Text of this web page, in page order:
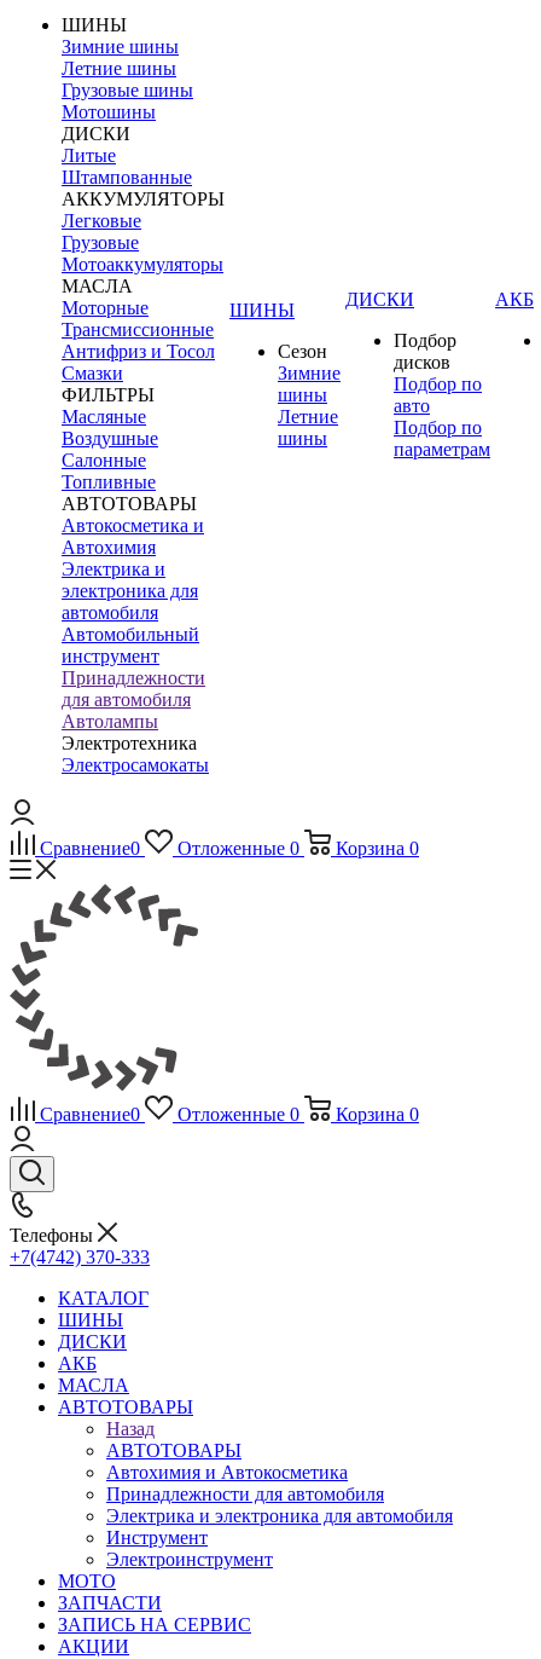
ШИНЫ
Зимние шины
Летние шины
Грузовые шины
Мотошины
ДИСКИ
Литые
Штампованные
АККУМУЛЯТОРЫ
Легковые
Грузовые
Мотоаккумуляторы
МАСЛА
Моторные
Трансмиссионные
Антифриз и Тосол
Смазки
ФИЛЬТРЫ
Масляные
Воздушные
Салонные
Топливные
АВТОТОВАРЫ
Автокосметика и
Автохимия
Электрика и
электроника для
автомобиля
Автомобильный
инструмент
Принадлежности
для автомобиля
Автолампы
Электротехника
Электросамокаты
ШИНЫ
Сезон
Зимние
шины
Летние
шины
ДИСКИ
Подбор
дисков
Подбор по
авто
Подбор по
параметрам
АКБ
Сравнение0 Отложенные 0 Корзина 0
Сравнение0 Отложенные 0 Корзина 0
Телефоны
+7(4742) 370-333
КАТАЛОГ
ШИНЫ
ДИСКИ
АКБ
МАСЛА
АВТОТОВАРЫ
Назад
АВТОТОВАРЫ
Автохимия и Автокосметика
Принадлежности для автомобиля
Электрика и электроника для автомобиля
Инструмент
Электроинструмент
МОТО
ЗАПЧАСТИ
ЗАПИСЬ НА СЕРВИС
АКЦИИ